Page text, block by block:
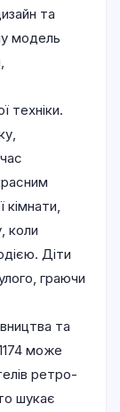
та
модель
техніки.
коли
Діти
граючи
та
може
ретро-
шукає